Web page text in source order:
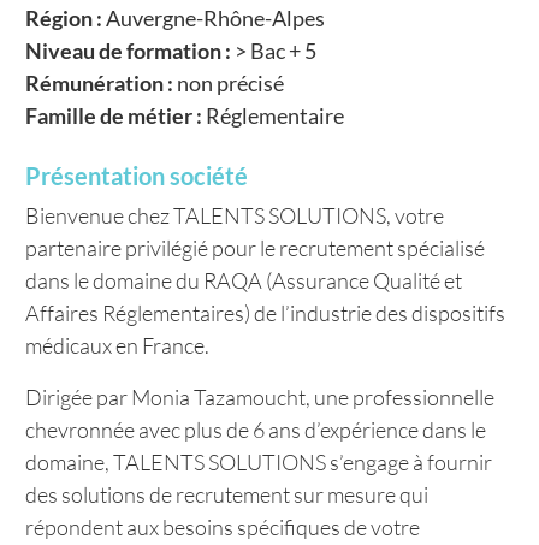
Région :Auvergne-Rhône-Alpes
Niveau de formation : > Bac + 5
Rémunération : non précisé
Famille de métier : Réglementaire
Présentation société
Bienvenue chez TALENTS SOLUTIONS, votre
partenaire privilégié pour le recrutement spécialisé
dans le domaine du RAQA (Assurance Qualité et
Affaires Réglementaires) de l’industrie des dispositifs
médicaux en France.
Dirigée par Monia Tazamoucht, une professionnelle
chevronnée avec plus de 6 ans d’expérience dans le
domaine, TALENTS SOLUTIONS s’engage à fournir
des solutions de recrutement sur mesure qui
répondent aux besoins spécifiques de votre